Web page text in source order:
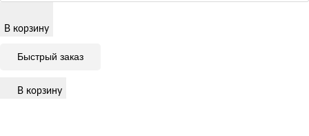
В корзину
Быстрый заказ
В корзину